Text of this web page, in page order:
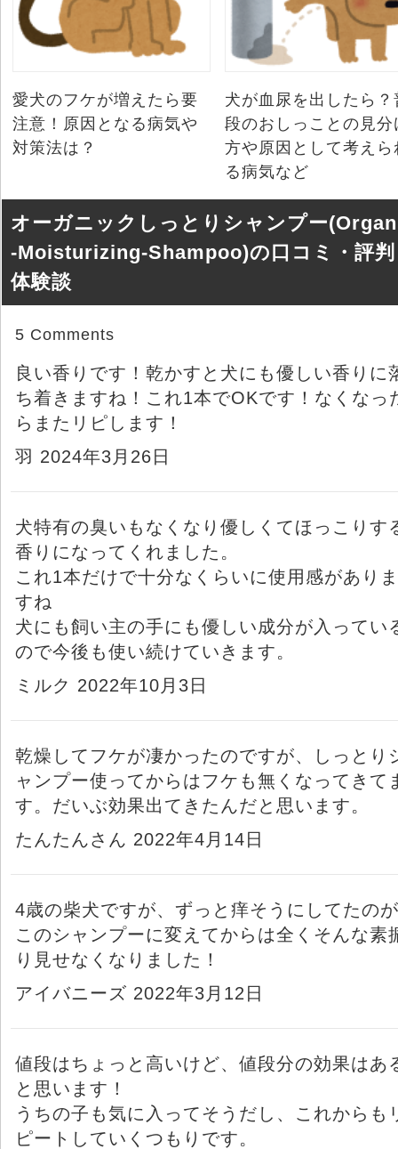
愛犬のフケが増えたら要
注意！原因となる病気や
対策法は？
犬が血尿を出したら？
段のおしっことの見分
方や原因として考えら
る病気など
オーガニックしっとりシャンプー
-Moisturizing-Shampoo)の口コミ・評
体験談
5 Comments
良い香りです！乾かすと犬にも優しい香りに
ち着きますね！これ1本でOKです！なくなっ
らまたリピします！
羽 2024年3月26日
犬特有の臭いもなくなり優しくてほっこりす
香りになってくれました。
これ1本だけで十分なくらいに使用感がありま
すね
犬にも飼い主の手にも優しい成分が入ってい
ので今後も使い続けていきます。
ミルク 2022年10月3日
乾燥してフケが凄かったのですが、しっとり
ャンプー使ってからはフケも無くなってきて
す。だいぶ効果出てきたんだと思います。
たんたんさん 2022年4月14日
4歳の柴犬ですが、ずっと痒そうにしてたのが
このシャンプーに変えてからは全くそんな素
り見せなくなりました！
アイバニーズ 2022年3月12日
値段はちょっと高いけど、値段分の効果はあ
と思います！
うちの子も気に入ってそうだし、これからも
ピートしていくつもりです。